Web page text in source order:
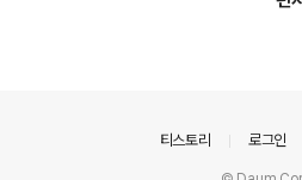
티스토리 로그인